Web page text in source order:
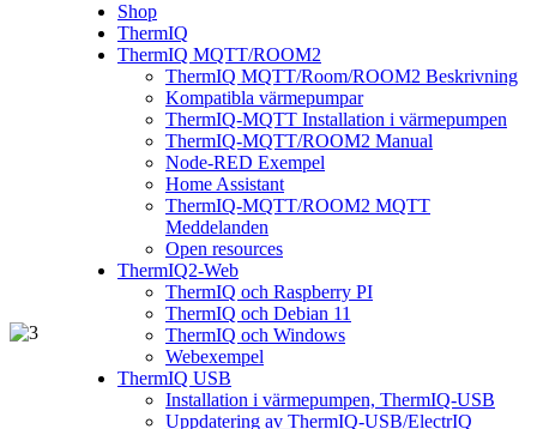
Shop
ThermIQ
ThermIQ MQTT/ROOM2
ThermIQ MQTT/Room/ROOM2 Beskrivning
Kompatibla värmepumpar
ThermIQ-MQTT Installation i värmepumpen
ThermIQ-MQTT/ROOM2 Manual
Node-RED Exempel
Home Assistant
ThermIQ-MQTT/ROOM2 MQTT
Meddelanden
Open resources
ThermIQ2-Web
ThermIQ och Raspberry PI
ThermIQ och Debian 11
ThermIQ och Windows
Webexempel
ThermIQ USB
Installation i värmepumpen, ThermIQ-USB
Uppdatering av ThermIQ-USB/ElectrIQ